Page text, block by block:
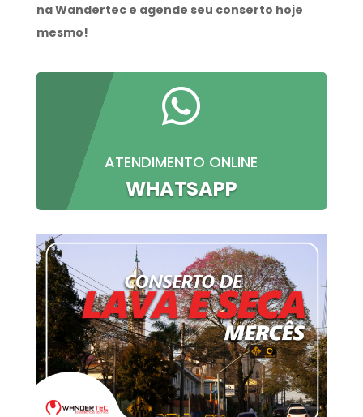
na Wandertec e agende seu conserto hoje
mesmo!

ATENDIMENTO ONLINE
WHATSAPP